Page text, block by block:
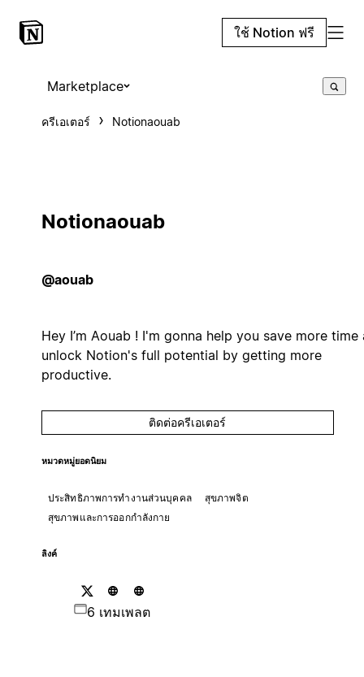
ใช้ Notion ฟรี
Marketplace
ครีเอเตอร์ Notionaouab
Notionaouab
@aouab
Hey I’m Aouab ! I'm gonna help you save more time
unlock Notion's full potential by getting more
productive.
ติดต่อครีเอเตอร์
หมวดหมู่ยอดนิยม
ประสิทธิภาพการทำงานส่วนบุคคล
สุขภาพจิต
สุขภาพและการออกกำลังกาย
ลิงค์
6 เทมเพลต